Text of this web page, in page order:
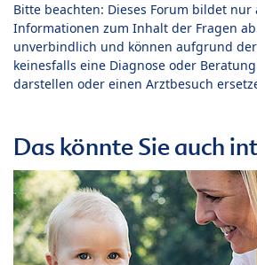
Bitte beachten: Dieses Forum bildet nur
Informationen zum Inhalt der Fragen
unverbindlich und können aufgrund
keinesfalls eine Diagnose oder
darstellen oder einen Arztbesuch
Das könnte Sie auch